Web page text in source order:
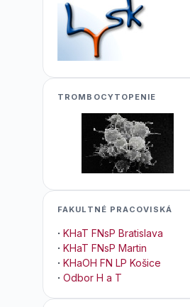
TROMBOCYTOPENIE
FAKULTNÉ PRACOVISKÁ
· KHaT FNsP Bratislava
· KHaT FNsP Martin
· KHaOH FN LP Košice
· Odbor H a T